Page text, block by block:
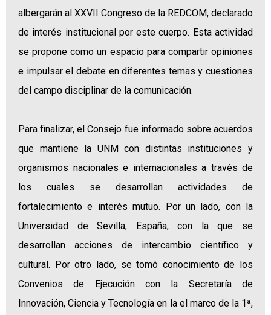
albergarán al XXVII Congreso de la REDCOM, declarado
de interés institucional por este cuerpo. Esta actividad
se propone como un espacio para compartir opiniones
e impulsar el debate en diferentes temas y cuestiones
del campo disciplinar de la comunicación.
Para finalizar, el Consejo fue informado sobre acuerdos
que mantiene la UNM con distintas instituciones y
organismos nacionales e internacionales a través de
los cuales se desarrollan actividades de
fortalecimiento e interés mutuo. Por un lado, con la
Universidad de Sevilla, España, con la que se
desarrollan acciones de intercambio científico y
cultural. Por otro lado, se tomó conocimiento de los
Convenios de Ejecución con la Secretaría de
Innovación, Ciencia y Tecnología en la el marco de la 1ª,